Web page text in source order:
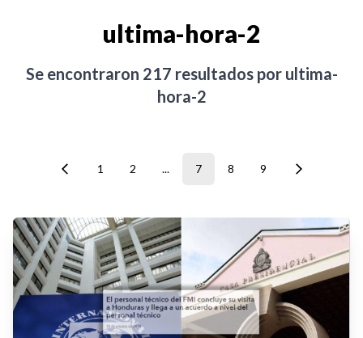
ultima-hora-2
Se encontraron 217 resultados por ultima-
hora-2
1 2 ... 7 8 9